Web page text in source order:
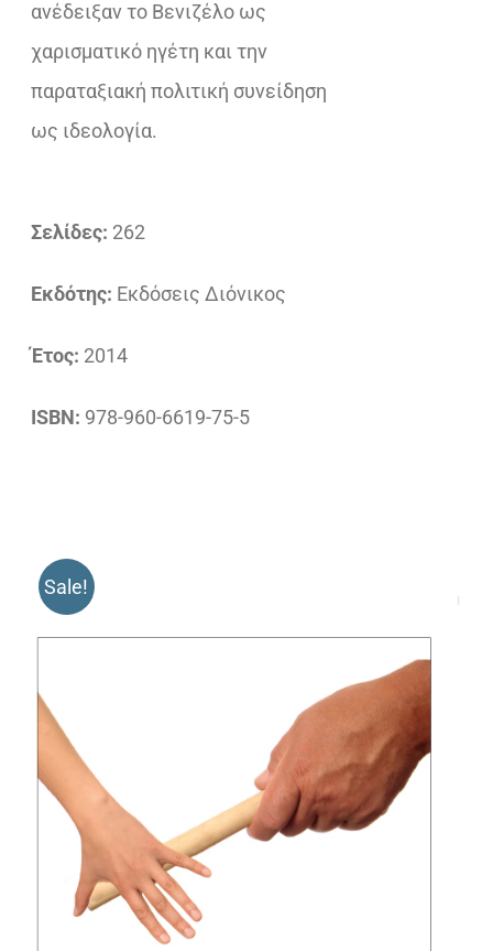
ανέδειξαν το Βενιζέλο ως
χαρισματικό ηγέτη και την
παραταξιακή πολιτική συνείδηση
ως ιδεολογία.
Σελίδες: 262
Εκδότης: Εκδόσεις Διόνικος
Έτος: 2014
ISBN: 978-960-6619-75-5
Sale!